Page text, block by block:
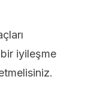
iyileşme